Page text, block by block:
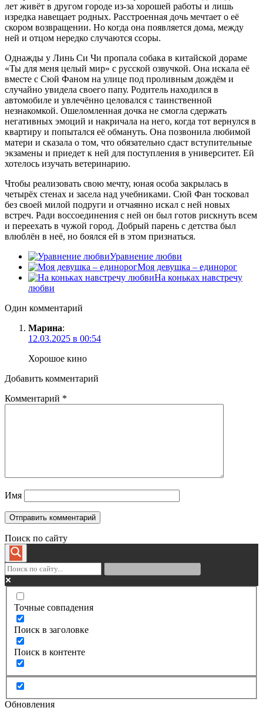
лет живёт в другом городе из-за хорошей работы и лишь
изредка навещает родных. Расстроенная дочь мечтает о её
скором возвращении. Но когда она появляется дома, между
ней и отцом нередко случаются ссоры.
Однажды у Линь Си Чи пропала собака в китайской дораме
«Ты для меня целый мир» с русской озвучкой. Она искала её
вместе с Сюй Фаном на улице под проливным дождём и
случайно увидела своего папу. Родитель находился в
автомобиле и увлечённо целовался с таинственной
незнакомкой. Ошеломленная дочка не смогла сдержать
негативных эмоций и накричала на него, когда тот вернулся в
квартиру и попытался её обмануть. Она позвонила любимой
матери и сказала о том, что обязательно сдаст вступительные
экзамены и приедет к ней для поступления в университет. Ей
хотелось изучать ветеринарию.
Чтобы реализовать свою мечту, юная особа закрылась в
четырёх стенах и засела над учебниками. Сюй Фан тосковал
без своей милой подруги и отчаянно искал с ней новых
встреч. Ради воссоединения с ней он был готов рискнуть всем
и переехать в чужой город. Добрый парень с детства был
влюблён в неё, но боялся ей в этом признаться.
Уравнение любви
Моя девушка – единорог
На коньках навстречу
любви
Один комментарий
Марина:
12.03.2025 в 00:54
Хорошое кино
Добавить комментарий
Комментарий *
Имя
Поиск по сайту
Точные совпадения
Поиск в заголовке
Поиск в контенте
Обновления